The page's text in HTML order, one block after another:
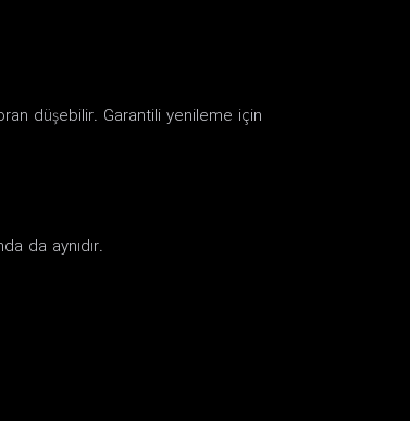
düşebilir. Garantili yenileme için
da aynıdır.